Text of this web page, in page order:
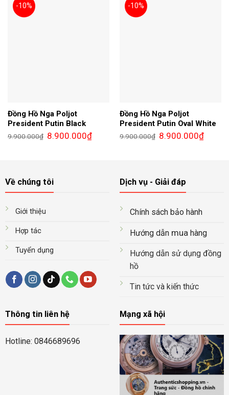
-10%
Đồng Hồ Nga Poljot
President Putin Black
9.900.000₫ Giá
gốc
8.900.000₫Giá
hiện
-10%
Đồng Hồ Nga Poljot
President Putin Oval White
9.900.000₫ Giá
gốc
8.900.000₫Giá
hiện
Về chúng tôi
Giới thiệu
Hợp tác
Tuyển dụng
Dịch vụ - Giải đáp
Chính sách bảo hành
Hướng dẫn muahàng
Hướng dẫn sử dụng đồng
hồ
Tin tức và kiến thức
Thông tin liên hệ
Hotline: 0846689696
Mạng xã hội